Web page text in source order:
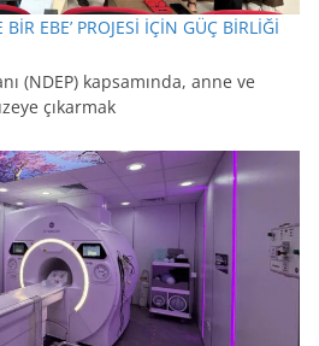
BİR EBE’ PROJESİ İÇİN GÜÇ BİRLİĞİ
(NDEP) kapsamında, anne ve
çıkarmak